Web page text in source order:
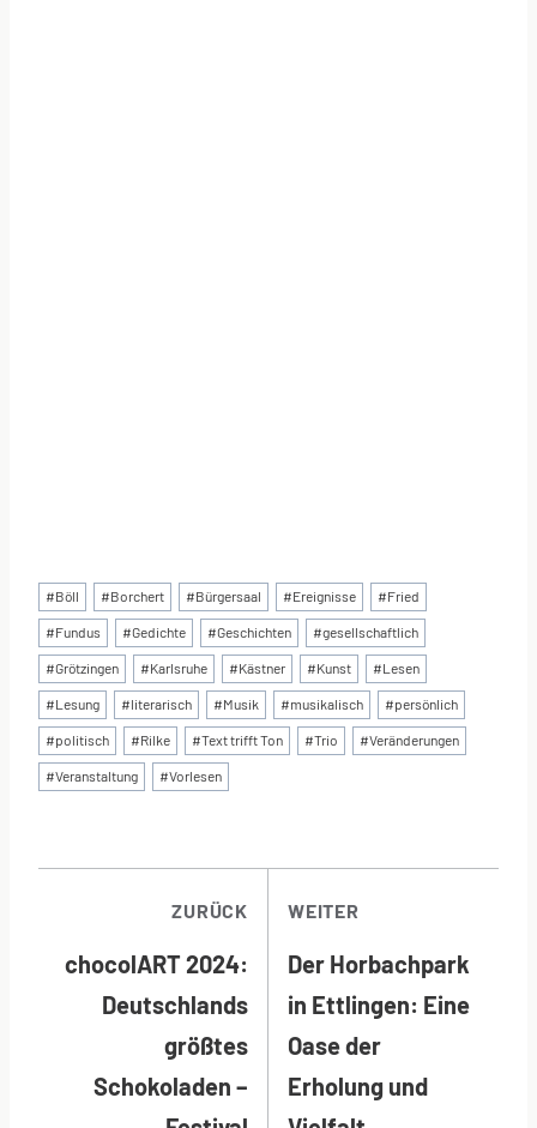
Schlagworte:
#Böll #Borchert #Bürgersaal #Ereignisse #Fried
#Fundus #Gedichte #Geschichten #gesellschaftlich
#Grötzingen #Karlsruhe #Kästner #Kunst #Lesen
#Lesung #literarisch #Musik #musikalisch #persönlich
#politisch #Rilke #Text trifft Ton #Trio #Veränderungen
#Veranstaltung #Vorlesen
ZURÜCK
chocolART 2024:
Deutschlands
größtes
Schokoladen –
WEITER
Der Horbachpark
in Ettlingen: Eine
Oase der
Erholung und